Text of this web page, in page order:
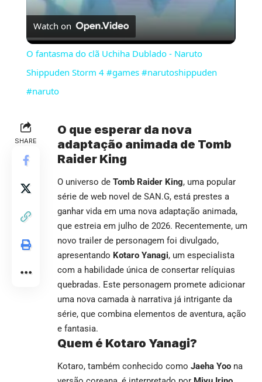
Watch on
O fantasma do clã Uchiha Dublado - Naruto
Shippuden Storm 4 #games #narutoshippuden
#naruto
SHARE
O que esperar da nova
adaptação animada de Tomb
Raider King
O universo de Tomb Raider King, uma popular
série de web novel de SAN.G, está prestes a
ganhar vida em uma nova adaptação animada,
que estreia em julho de 2026. Recentemente, um
novo trailer de personagem foi divulgado,
apresentando Kotaro Yanagi, um especialista
com a habilidade única de consertar relíquias
quebradas. Este personagem promete adicionar
uma nova camada à narrativa já intrigante da
série, que combina elementos de aventura, ação
e fantasia.
Quem é Kotaro Yanagi?
Kotaro, também conhecido como Jaeha Yoo na